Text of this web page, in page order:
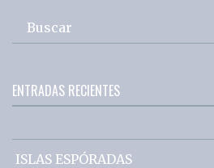
Buscar
ENTRADAS RECIENTES
ISLAS ESPÓRADAS